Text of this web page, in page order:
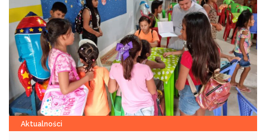
Aktualności